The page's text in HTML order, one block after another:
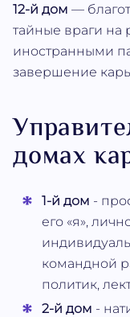
12-й дом —
тайные враги на
иностранными
завершение
домах
1-й дом -
его «я»,
командной
политик,
2-й дом -